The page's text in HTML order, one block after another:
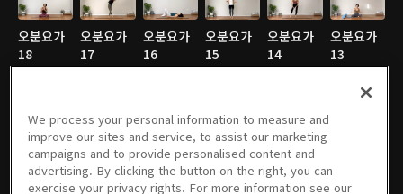
오분요가
18
07/17/2023 • 18분
오분요가
17
07/13/2023 • 19분
오분요가
16
07/11/2023 • 11분
오분요가
15
07/07/2023 • 13분
오분요가
14
06/20/2023 • 14분
오분요가
13
06/16/2023 • 13분
오분요가
12
오분요가
11
오분요가
10
오분요가
9
오분요가
8
7
We process your personal information to measure and
improve our sites and service, to assist our marketing
campaigns and to provide personalised content and
advertising. By clicking the button on the right, you can
exercise your privacy rights. For more information see our